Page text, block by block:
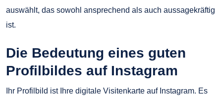
auswählt, das sowohl ansprechend als auch aussagekräftig
ist.
Die Bedeutung eines guten
Profilbildes auf Instagram
Ihr Profilbild ist Ihre digitale Visitenkarte auf Instagram. Es